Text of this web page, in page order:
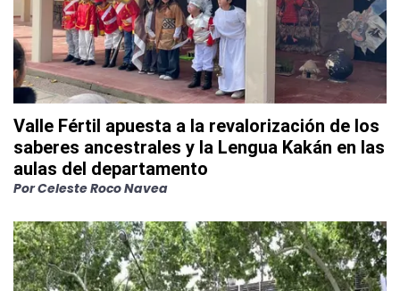
Valle Fértil apuesta a la revalorización de los
saberes ancestrales y la Lengua Kakán en las
aulas del departamento
PorCeleste Roco Navea